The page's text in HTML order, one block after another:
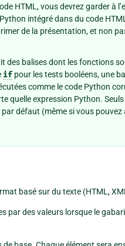
HTML, vous devrez garder à
intégré dans du code
de la présentation, et non
des balises dont les fonctions
if pour les tests booléens, une
comme le code Python
quelle expression Python.
défaut (même si vous pouvez
basé sur du texte (HTML,
par des valeurs lorsque le